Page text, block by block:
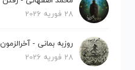
28 فوریه 2026
روزبه بمانی - آخرالزمون
28 فوریه 2026